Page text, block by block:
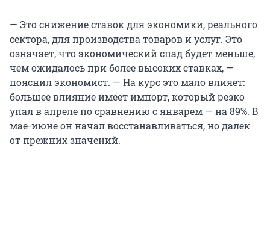
— Это снижение ставок для экономики, реального
сектора, для производства товаров и услуг. Это
означает, что экономический спад будет меньше,
чем ожидалось при более высоких ставках, —
пояснил экономист. — На курс это мало влияет:
большее влияние имеет импорт, который резко
упал в апреле по сравнению с январем — на 89%. В
мае-июне он начал восстанавливаться, но далек
от прежних значений.